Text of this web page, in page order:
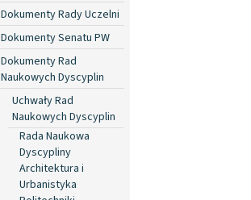
Dokumenty Rady Uczelni
Dokumenty Senatu PW
Dokumenty Rad
Naukowych Dyscyplin
Uchwały Rad
Naukowych Dyscyplin
Rada Naukowa
Dyscypliny
Architektura i
Urbanistyka